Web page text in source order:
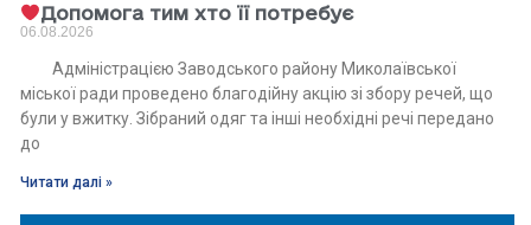
Допомога тим хто її потребує
06.08.2026
Адміністрацією Заводського району Миколаївської
міської ради проведено благодійну акцію зі збору речей, що
були у вжитку. Зібраний одяг та інші необхідні речі передано
до
Читати далі »